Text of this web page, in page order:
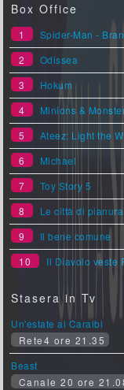
Box Office
1
Spider-Man -
2
Odissea
3
Hokum
4
Minions &
5
Ateez: Light the
6
Michael
7
Toy Story 5
8
Le città di pianura
9
Il bene comune
10
Il Diavolo veste
Stasera in Tv
Un'estate ai Caraibi
Rete4 ore 21.35
Beast
Canale 20 ore